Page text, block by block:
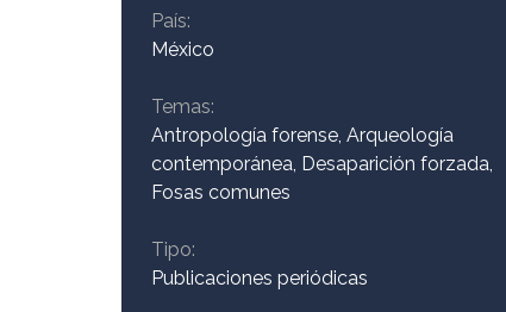
Contacto
País:
México
Temas:
Antropología forense, Arqueología
contemporánea, Desaparición forzada,
Fosas comunes
Tipo:
Publicaciones periódicas